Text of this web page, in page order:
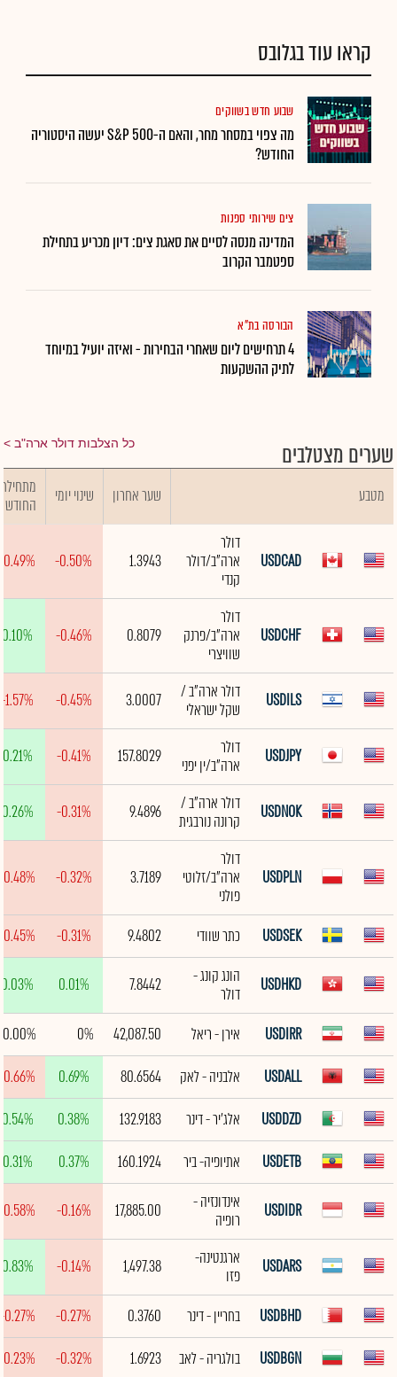
קראו עוד בגלובס
שבוע חדש בשווקים
מה צפוי במסחר מחר, והאם ה-S&P 500 יעשה היסטוריה
החודש?
צים שירותי ספנות
המדינה מנסה לסיים את סאגת צים: דיון מכריע בתחילת
ספטמבר הקרוב
הבורסה בת"א
4 תרחישים ליום שאחרי הבחירות - ואיזה יועיל במיוחד
לתיק ההשקעות
שערים מצטלבים כל הצלבות דולר ארה"ב
מטבע שער אחרון שינוי יומי
מתחילת
החודש
USDCAD
דולר
ארה"ב/דולר
קנדי
1.3943
-0.50%
-0.49%
USDCHF
דולר
ארה"ב/פרנק
שוויצרי
0.8079
-0.46%
0.10%
USDILS
דולר ארה"ב /
שקל ישראלי
3.0007
-0.45%
-1.57%
USDJPY
דולר
ארה"ב/ין יפני
157.8029
-0.41%
0.21%
USDNOK
דולר ארה"ב /
קרונה נורבגית
9.4896
-0.31%
0.26%
USDPLN
דולר
ארה"ב/זלוטי
פולני
3.7189
-0.32%
-0.48%
USDSEK כתר שוודי 9.4802
-0.31%
-0.45%
USDHKD
הונג קונג -
דולר
7.8442
0.01%
0.03%
USDIRR אירן - ריאל 42,087.50
0%
0.00%
USDALL
אלבניה - לאק 80.6564
0.69%
-0.66%
USDDZD
אלג'יר - דינר 132.9183
0.38%
0.54%
USDETB
אתיופיה- ביר 160.1924
0.37%
0.31%
USDIDR
אינדונזיה -
רופיה
17,885.00
-0.16%
-0.58%
USDARS
ארגנטינה-
פזו
1,497.38
-0.14%
0.83%
USDBHD בחריין - דינר 0.3760
-0.27%
-0.27%
USDBGN
בולגריה - לאב 1.6923
-0.32%
-0.23%